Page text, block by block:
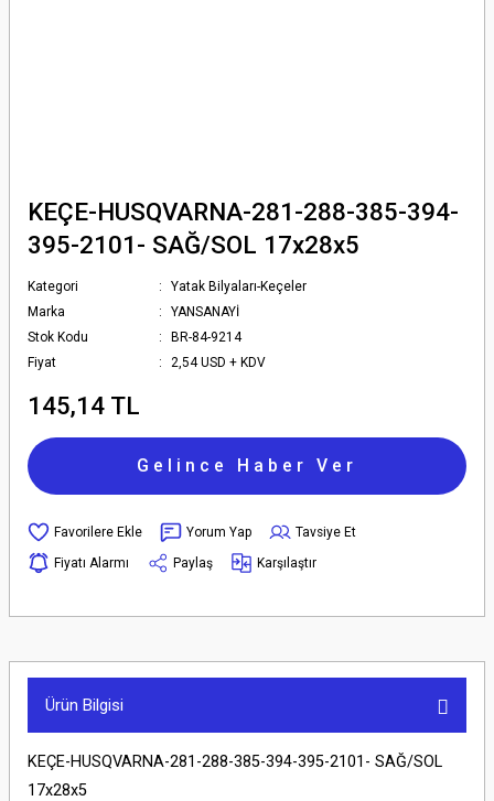
KEÇE-HUSQVARNA-281-288-385-394-
395-2101- SAĞ/SOL 17x28x5
Kategori
Yatak Bilyaları-Keçeler
Marka
YANSANAYİ
Stok Kodu
BR-84-9214
Fiyat
2,54 USD + KDV
145,14 TL
Gelince Haber Ver
Yorum Yap
Tavsiye Et
Fiyatı Alarmı
Paylaş Karşılaştır
Ürün Bilgisi
KEÇE-HUSQVARNA-281-288-385-394-395-2101- SAĞ/SOL
17x28x5